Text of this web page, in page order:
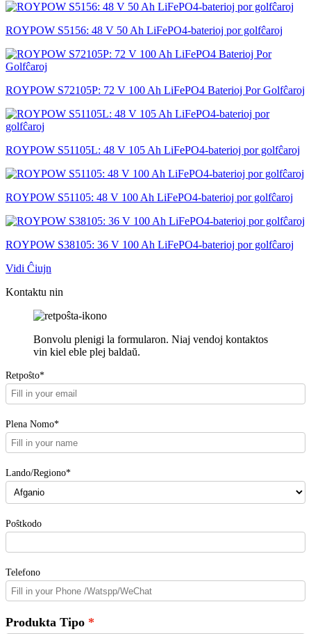
ROYPOW S5156: 48 V 50 Ah LiFePO4-baterioj por golfĉaroj
ROYPOW S72105P: 72 V 100 Ah LiFePO4 Baterioj Por Golfĉaroj
ROYPOW S51105L: 48 V 105 Ah LiFePO4-baterioj por golfĉaroj
ROYPOW S51105: 48 V 100 Ah LiFePO4-baterioj por golfĉaroj
ROYPOW S38105: 36 V 100 Ah LiFePO4-baterioj por golfĉaroj
Vidi Ĉiujn
Kontaktu nin
Bonvolu plenigi la formularon. Niaj vendoj kontaktos
vin kiel eble plej baldaŭ.
Retpoŝto*
Plena Nomo*
Lando/Regiono*
Poŝtkodo
Telefono
Produkta Tipo